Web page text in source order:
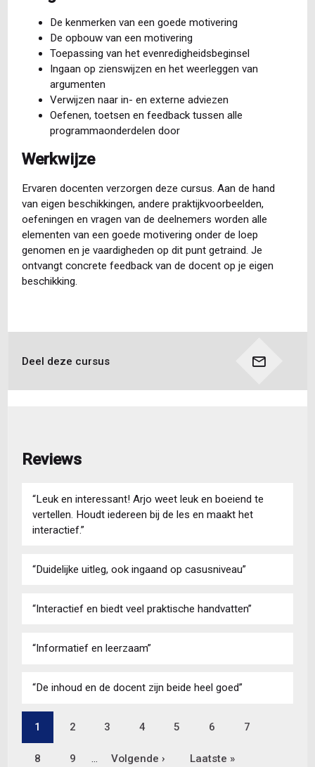
De kenmerken van een goede motivering
De opbouw van een motivering
Toepassing van het evenredigheidsbeginsel
Ingaan op zienswijzen en het weerleggen van
argumenten
Verwijzen naar in- en externe adviezen
Oefenen, toetsen en feedback tussen alle
programmaonderdelen door
Werkwijze
Ervaren docenten verzorgen deze cursus. Aan de hand
van eigen beschikkingen, andere praktijkvoorbeelden,
oefeningen en vragen van de deelnemers worden alle
elementen van een goede motivering onder de loep
genomen en je vaardigheden op dit punt getraind. Je
ontvangt concrete feedback van de docent op je eigen
beschikking.
Deel deze cursus
Reviews
“Leuk en interessant! Arjo weet leuk en boeiend te
vertellen. Houdt iedereen bij de les en maakt het
interactief.”
“Duidelijke uitleg, ook ingaand op casusniveau”
“Interactief en biedt veel praktische handvatten”
“Informatief en leerzaam”
“De inhoud en de docent zijn beide heel goed”
Paginering
Pagina
1 Pagina
2 Pagina
3 Pagina
4 Pagina
5 Pagina
6 Pagina
7
Pagina
8 Pagina
9 … Volgende
Volgende › Laatste
Laatste »